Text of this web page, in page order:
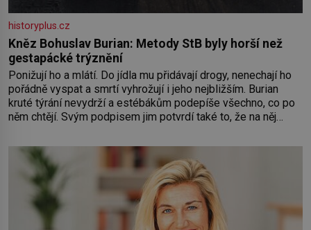
historyplus.cz
Kněz Bohuslav Burian: Metody StB byly horší než
gestapácké trýznění
Ponižují ho a mlátí. Do jídla mu přidávají drogy, nenechají ho
pořádně vyspat a smrtí vyhrožují i jeho nejbližším. Burian
kruté týrání nevydrží a estébákům podepíše všechno, co po
něm chtějí. Svým podpisem jim potvrdí také to, že na něj
Syn brněnského řezníka chce být knězem a